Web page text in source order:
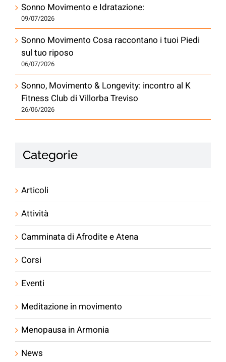
Sonno Movimento e Idratazione:
09/07/2026
Sonno Movimento Cosa raccontano i tuoi Piedi
sul tuo riposo
06/07/2026
Sonno, Movimento & Longevity: incontro al K
Fitness Club di Villorba Treviso
26/06/2026
Categorie
Articoli
Attività
Camminata di Afrodite e Atena
Corsi
Eventi
Meditazione in movimento
Menopausa in Armonia
News